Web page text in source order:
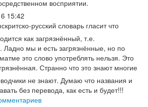
м восприятии.
15:42
русский словарь гласит что
как загрязнённый, т.е.
Ладно мы и есть загрязнённые, но по
это слово употреблять нельзя. Это
ая. Странно что это знают многие
не знают. Думаю что названия и
без перевода, как есть и будет!!!